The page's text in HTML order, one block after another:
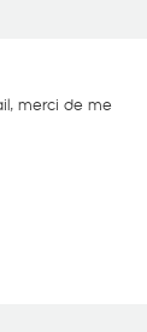
merci de me